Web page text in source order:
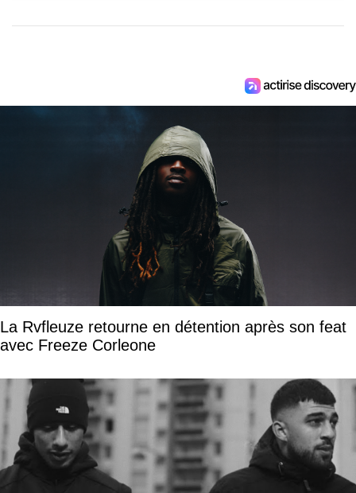
La Rvfleuze retourne en détention après son feat
avec Freeze Corleone